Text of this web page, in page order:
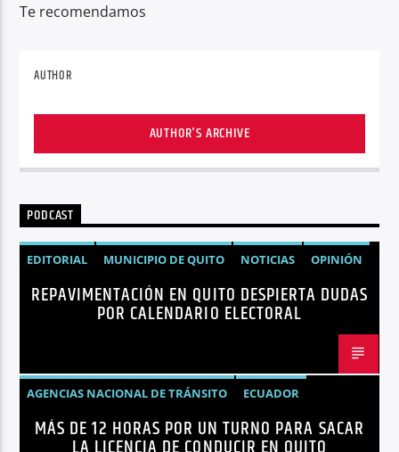
Te recomendamos
AUTHOR
AUTHOR'S ARCHIVE
PODCAST
EDITORIAL MUNICIPIO DE QUITO NOTICIAS
OPINIÓN
QUITO
REPAVIMENTACIÓN
REPAVIMENTACIÓN EN QUITO DESPIERTA DUDAS
POR CALENDARIO ELECTORAL
AGENCIAS NACIONAL DE TRÁNSITO
ECUADOR
LICENCIAS
NOTICIAS
MÁS DE 12 HORAS POR UN TURNO PARA SACAR